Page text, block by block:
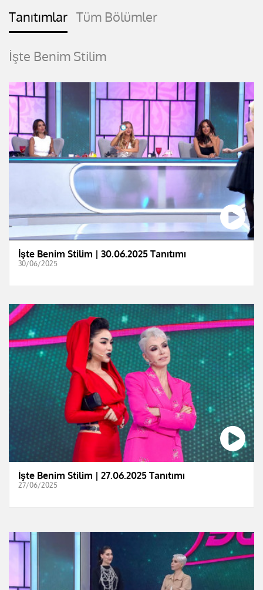
Tanıtımlar Tüm Bölümler
İşte Benim Stilim
İşte Benim Stilim | 30.06.2025 Tanıtımı
30/06/2025
İşte Benim Stilim | 27.06.2025 Tanıtımı
27/06/2025